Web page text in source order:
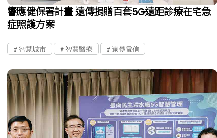
響應健保署計畫 遠傳捐贈百套5G遠距診療在宅急
症照護方案
智慧城市 智慧醫療 遠傳電信